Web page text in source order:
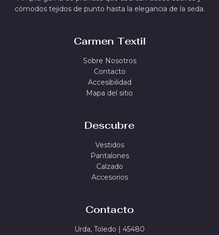
cómodos tejidos de punto hasta la elegancia de la seda.
Carmen Textil
Sobre Nosotros
Contacto
Accesibilidad
Mapa del sitio
Descubre
Vestidos
Pantalones
Calzado
Accesorios
Contacto
Urda, Toledo | 45480